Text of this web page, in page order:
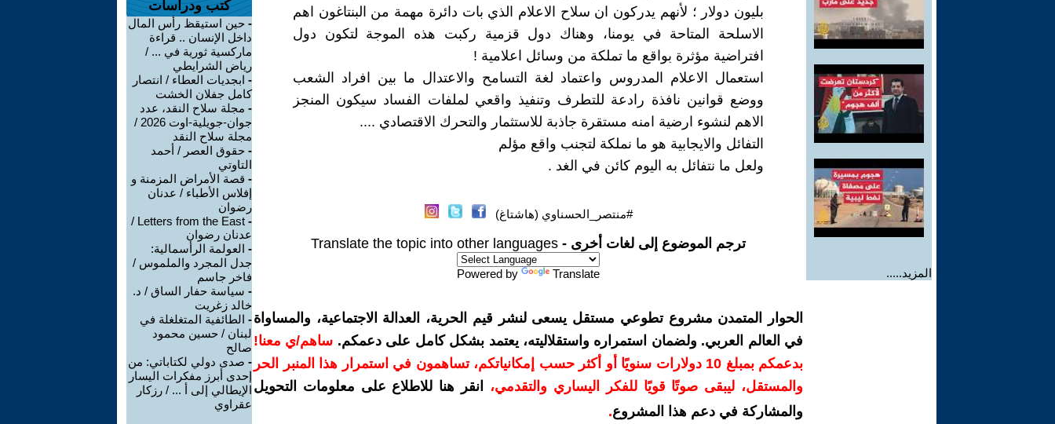
المزيد.....
بليون دولار ؛ لأنهم يدركون ان سلاح الاعلام الذي بات دائرة مهمة من البنتاغون اهم
الاسلحة المتاحة في يومنا، وهناك دول قزمية ركبت هذه الموجة لتكون دول
افتراضية مؤثرة بواقع ما تملكة من وسائل اعلامية !
استعمال الاعلام المدروس واعتماد لغة التسامح والاعتدال ما بين افراد الشعب
ووضع قوانين نافذة رادعة للتطرف وتنفيذ واقعي لملفات الفساد سيكون المنجز
الاهم لنشوء ارضية امنه مستقرة جاذبة للاستثمار والتحرك الاقتصادي ....
التفائل والايجابية هو ما نملكة لتجنب واقع مؤلم
ولعل ما نتفائل به اليوم كائن في الغد .
#منتصر_الحسناوي (هاشتاغ)
ترجم الموضوع إلى لغات أخرى - Translate the topic into other languages
Powered by Translate
الحوار المتمدن مشروع تطوعي مستقل يسعى لنشر قيم الحرية، العدالة الاجتماعية، والمساواة
في العالم العربي. ولضمان استمراره واستقلاليته، يعتمد بشكل كامل على دعمكم. ساهم/ي معنا!
بدعمكم بمبلغ 10 دولارات سنويًا أو أكثر حسب إمكانياتكم، تساهمون في استمرار هذا المنبر الحر
والمستقل، ليبقى صوتًا قويًا للفكر اليساري والتقدمي،
انقر هنا للاطلاع على معلومات التحويل
والمشاركة في دعم هذا المشروع.
كتب ودراسات
- حين استيقظ رأس المال
داخل الإنسان .. قراءة
ماركسية ثورية في ... /
رياض الشرايطي
- ابجديات العطاء / انتصار
كامل جفلان الخشت
- مجلة سلاح النقد، عدد
جوان-جويلية-اوت 2026 /
مجلة سلاح النقد
- حقوق العصر / أحمد
التاوتي
- قصة الأمراض المزمنة و
إفلاس الأطباء / عدنان
رضوان
-
Letters from the East /
عدنان رضوان
- العولمة الرأسمالية:
جدل المجرد والملموس /
فاخر جاسم
- سياسة حفار الساق / د.
خالد زغريت
- الطائفية المتغلغلة في
لبنان / حسين محمود
صالح
- صدى دولي لكتاباتي: من
إحدى أبرز مفكرات اليسار
الإيطالي إلى أ ... / رزكار
عقراوي